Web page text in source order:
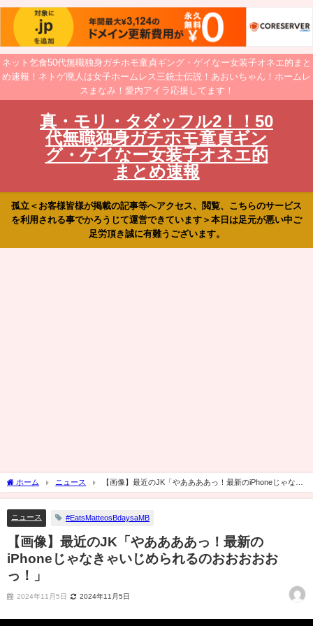
ネット乞食50代無職独身ガチホモ童貞ギング・ゲイなー女装子オネエ的まと
め速報！ネトゲ廃人は女子ホームレス三銃士伝説！あおいちゃん！ホームレ
スまなみ！愛内アイラ応援してます！
真・モリ・タダッフル2！！50
代無職独身ガチホモ童貞ギン
グ・ゲイなー女装子オネエ的
まとめ速報
孤立＜お客様皆様が掲載の記事等へアクセス、閲覧、こちらのサービス
を利用される事でかろうじて運営できています＞本日は足元が悪い中ご
足労頂き誠に有難うございます。
ホーム ニュース
【画像】最近のJK「やああああっ！最新のiPhoneじゃなき
ゃいじめられるのおおおおおっ！」
ニュース #EatsMatteosBdaysaMB
【画像】最近のJK「やああああっ！最新の
iPhoneじゃなきゃいじめられるのおおおおお
っ！」
2024年11月5日 2024年11月5日